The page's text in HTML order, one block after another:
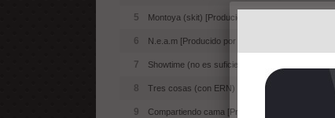
5 Montoya (skit) [Producido por Tisin]
6 N.e.a.m [Producido por Tisin]
7 Showtime (no es suficiente) [Producido por Tisin]
8 Tres cosas (con ERN) [Producido por Tisin]
9 Compartiendo cama [Producido por Tisin]